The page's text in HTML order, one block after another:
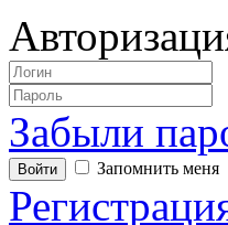
Забыли
Запомнить меня